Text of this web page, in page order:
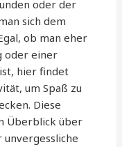
oder der
sich dem
ob man eher
oder einer
hier findet
um Spaß zu
Diese
Überblick über